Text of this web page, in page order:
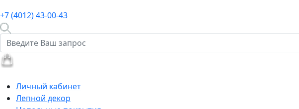
+7 (4012) 43-00-43
Личный кабинет
Лепной декор